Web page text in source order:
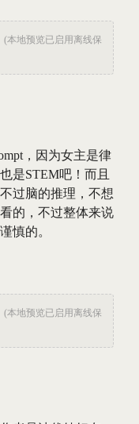
(本地预览已启用离线保
，因为女主是律
是STEM吧！而且
过脑的推理，不想
的，不过整体来说
慎的。
(本地预览已启用离线保